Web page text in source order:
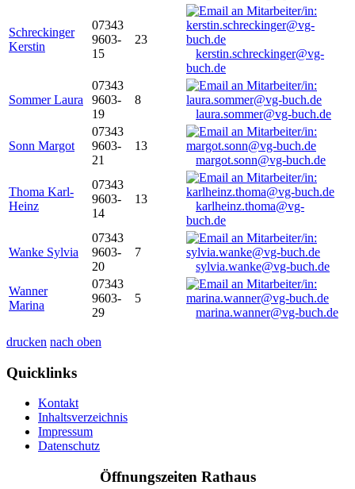
Schreckinger
Kerstin
07343
9603-
15
23
kerstin.schreckinger@vg-
buch.de
Sommer Laura
07343
9603-
19
8
laura.sommer@vg-buch.de
Sonn Margot
07343
9603-
21
13
margot.sonn@vg-buch.de
Thoma Karl-
Heinz
07343
9603-
14
13
karlheinz.thoma@vg-
buch.de
Wanke Sylvia
07343
9603-
20
7
sylvia.wanke@vg-buch.de
Wanner
Marina
07343
9603-
29
5
marina.wanner@vg-buch.de
drucken nach oben
Quicklinks
Kontakt
Inhaltsverzeichnis
Impressum
Datenschutz
Öffnungszeiten Rathaus